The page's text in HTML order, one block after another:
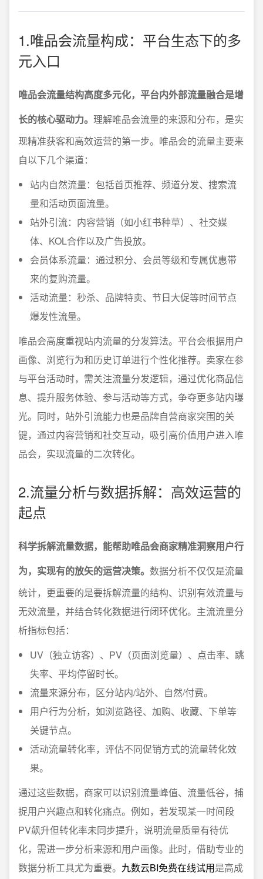
1.唯品会流量构成：平台生态下的多
元入口
唯品会流量结构高度多元化，平台内外部流量融合是增
长的核心驱动力。 理解唯品会流量的来源和分布，是实
现精准获客和高效运营的第一步。唯品会的流量主要来
自以下几个渠道：
站内自然流量：包括首页推荐、频道分发、搜索流
量和活动页面流量。
站外引流：内容营销（如小红书种草）、社交媒
体、KOL合作以及广告投放。
会员体系流量：通过积分、会员等级和专属优惠带
来的复购流量。
活动流量：秒杀、品牌特卖、节日大促等时间节点
爆发性流量。
唯品会高度重视站内流量的分发算法。平台会根据用户
画像、浏览行为和历史订单进行个性化推荐。卖家在参
与平台活动时，需关注流量分发逻辑，通过优化商品信
息、提升服务体验、参与活动等方式，争夺更多站内曝
光。同时，站外引流能力也是品牌自营商家突围的关
键，通过内容营销和社交互动，吸引高价值用户进入唯
品会，实现流量的二次转化。
2.流量分析与数据拆解：高效运营的
起点
科学拆解流量数据，能帮助唯品会商家精准洞察用户行
为，实现有的放矢的运营决策。 数据分析不仅仅是流量
统计，更重要的是要拆解流量的结构、识别有效流量与
无效流量，并结合转化数据进行闭环优化。主流流量分
析指标包括：
UV（独立访客）、PV（页面浏览量）、点击率、跳
失率、平均停留时长。
流量来源分布，区分站内/站外、自然/付费。
用户行为分析，如浏览路径、加购、收藏、下单等
关键节点。
活动流量转化率，评估不同促销方式的流量转化效
果。
通过这些数据，商家可以识别流量峰值、流量低谷，捕
捉用户兴趣点和转化痛点。例如，若发现某一时间段
PV飙升但转化率未同步提升，说明流量质量有待优
化，需进一步分析来源和用户画像。此时，借助专业的
数据分析工具尤为重要。 九数云BI免费在线试用是高成